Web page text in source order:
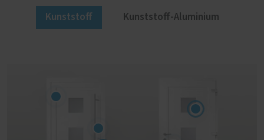
Kunststoff Kunststoff-Aluminium